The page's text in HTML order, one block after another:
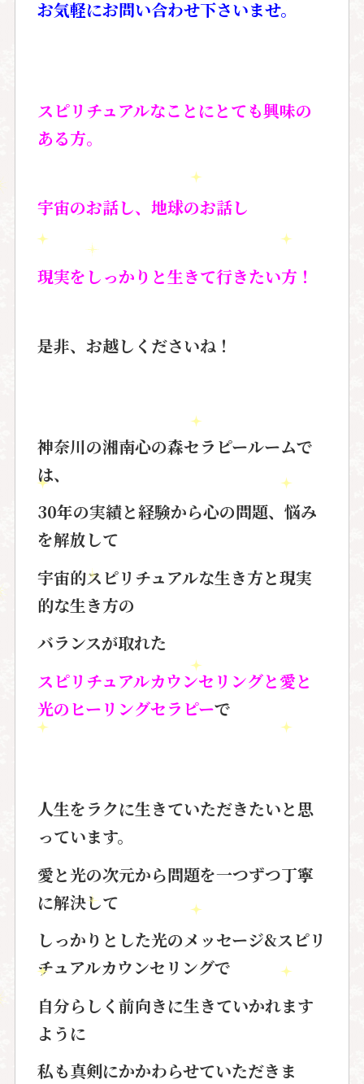
お気軽にお問い合わせ下さいませ。
スピリチュアルなことにとても興味の
ある方。
宇宙のお話し、地球のお話し
現実をしっかりと生きて行きたい方！
是非、お越しくださいね！
神奈川の湘南心の森セラピールームで
は、
30年の実績と経験から心の問題、悩み
を解放して
宇宙的スピリチュアルな生き方と現実
的な生き方の
バランスが取れた
スピリチュアルカウンセリングと愛と
光のヒーリングセラピーで
人生をラクに生きていただきたいと思
っています。
愛と光の次元から問題を一つずつ丁寧
に解決して
しっかりとした光のメッセージ&スピリ
チュアルカウンセリングで
自分らしく前向きに生きていかれます
ように
私も真剣にかかわらせていただきま